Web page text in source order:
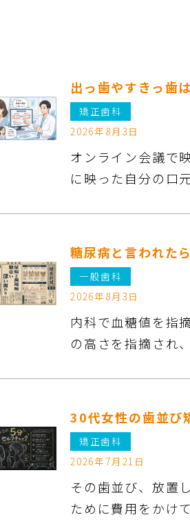
出っ歯やすきっ歯
矯正歯科
2026年8月3日
オンライン会議で
に映った自分の口
糖尿病と言われた
一般歯科
2026年8月3日
内科で血糖値を指
の高さを指摘され
30代女性の歯並び
矯正歯科
2026年7月21日
その歯並び、放置
ために費用をかけ